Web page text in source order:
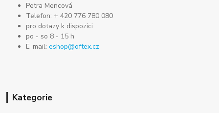
Petra Mencová
Telefon: + 420 776 780 080
pro dotazy k dispozici
po - so 8 - 15 h
E-mail:eshop@oftex.cz
Kategorie